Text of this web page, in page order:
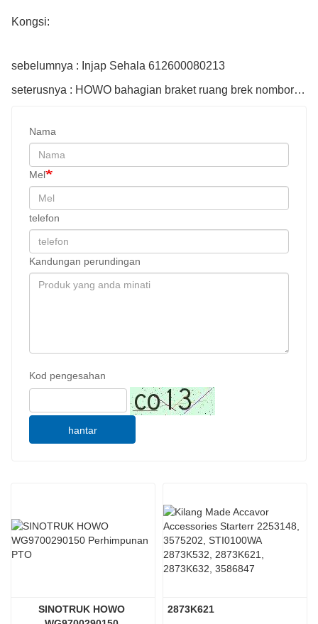
Kongsi:
sebelumnya : Injap Sehala 612600080213
seterusnya : HOWO bahagian braket ruang brek nombor bahagian Az9231340042
Nama
Mel
telefon
Kandungan perundingan
Kod pengesahan
hantar
SINOTRUK HOWO
2873K621